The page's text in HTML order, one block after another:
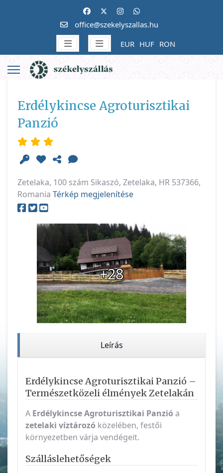
office@szekelyszallas.hu
EUR HUF RON
Erdélykincse Agroturisztikai
Panzió
Zetelaka, 100 szám Sikaszó, Zetelaka, HR 537366,
Romania Térkép megjelenítése
+28
Leírás
Erdélykincse Agroturisztikai Panzió –
Természetközeli élmények Zetelakán
A Erdélykincse Agroturisztikai Panzió a
zetelaki víztározó közelében, festői
környezetben várja vendégeit.
Szálláslehetőségek